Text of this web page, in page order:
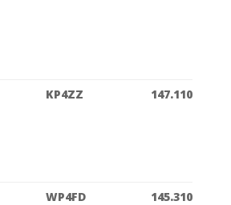
KP4ZZ 147.110
WP4FD 145.310